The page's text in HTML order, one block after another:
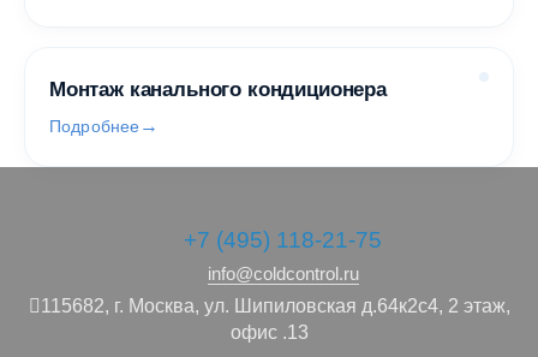
Монтаж канального кондиционера
Подробнее
+7 (495) 118-21-75
info@coldcontrol.ru
115682, г. Москва, ул. Шипиловская д.64к2с4, 2 этаж,
офис .13